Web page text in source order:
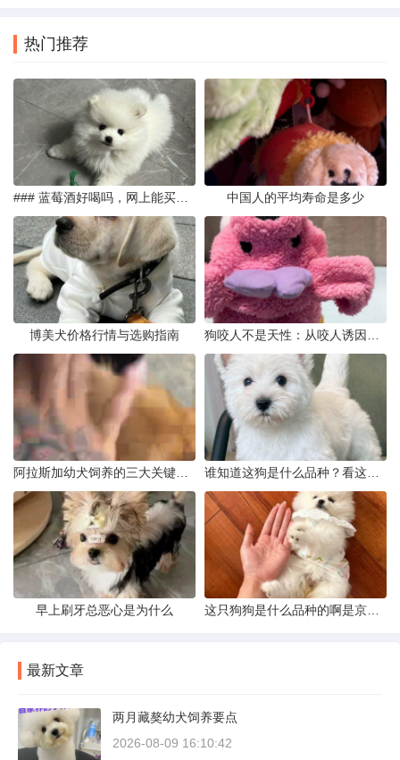
热门推荐
中国人的平均寿命是多少
博美犬价格行情与选购指南
早上刷牙总恶心是为什么
最新文章
两月藏獒幼犬饲养要点
2026-08-09 16:10:42